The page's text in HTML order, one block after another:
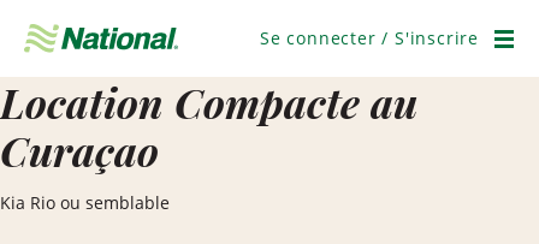
navigation
Se connecter / S'inscrire
Location Compacte au
Curaçao
Kia Rio ou semblable